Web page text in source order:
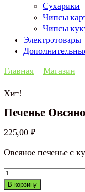
Сухарики
Чипсы
Чипсы
Электротовары
Главная Магазин
Хит!
Печенье
225,00 ₽
Овсяное печенье с
Количество
товара
В корзину